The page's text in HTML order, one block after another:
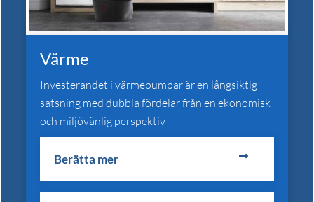
Värme
Investerandet i värmepumpar är en långsiktig
satsning med dubbla fördelar från en ekonomisk
och miljövänlig perspektiv
Berätta mer